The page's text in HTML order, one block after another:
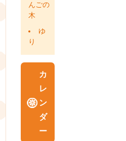
んごの
木
ゆ
り
カ
レ
ン
ダ
ー